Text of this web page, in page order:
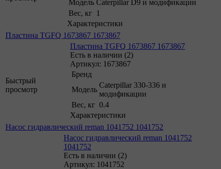
Модель Caterpillar D9 и модификации
Вес, кг
1
Характеристики
Пластина TGFQ 1673867 1673867
Быстрый
просмотр
Пластина TGFQ 1673867 1673867
Есть в наличии (2)
Артикул: 1673867
Бренд
Модель
Caterpillar 330-336 и
модификации
Вес, кг 0.4
Характеристики
Насос гидравлический reman 1041752 1041752
Насос гидравлический reman 1041752
1041752
Есть в наличии (2)
Артикул: 1041752